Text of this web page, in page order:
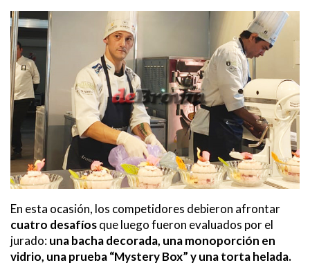
En esta ocasión, los competidores debieron afrontar
cuatro desafíosque luego fueron evaluados por el
jurado:una bacha decorada, una monoporción en
vidrio, una prueba “Mystery Box” y una torta helada.